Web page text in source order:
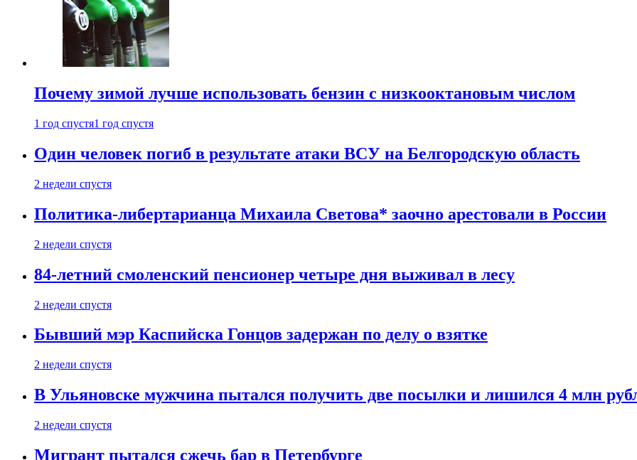
Почему зимой лучше использовать бензин с низкооктановым числом
1 год спустя1 год спустя
Один человек погиб в результате атаки ВСУ на Белгородскую область
2 недели спустя
Политика-либертарианца Михаила Светова* заочно арестовали в России
2 недели спустя
84-летний смоленский пенсионер четыре дня выживал в лесу
2 недели спустя
Бывший мэр Каспийска Гонцов задержан по делу о взятке
2 недели спустя
В Ульяновске мужчина пытался получить две посылки и лишился 4 млн
2 недели спустя
Мигрант пытался сжечь бар в Петербурге